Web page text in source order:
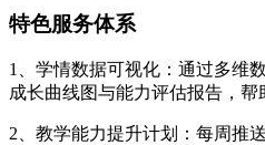
特色服务体系
1、学情数据可视化：通过多维
成长曲线图与能力评估报告，帮
2、教学能力提升计划：每周推